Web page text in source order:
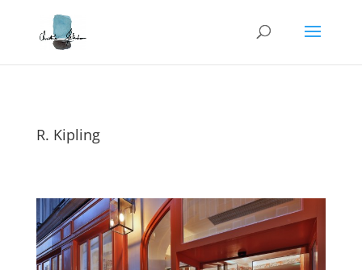
R. Kipling